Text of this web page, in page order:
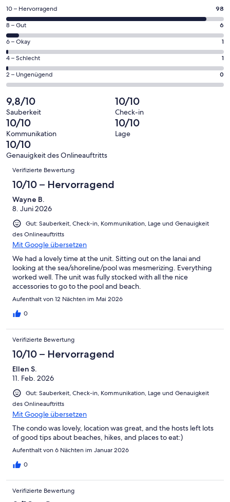
einem
neuen
Fenster
geöffnet
98
von
insgesamt
106
Gästebewertungen
haben
eine
Bewertung
von
10
-
Hervorragend
10 – Hervorragend 98
6
von
insgesamt
106
Gästebewertungen
haben
Bewertung
von
8
-
Gut
8 – Gut 6
1
von
insgesamt
106
Gästebewertungen
haben
eine
Bewertung
von
6
-
Okay
6 – Okay 1
1
von
insgesamt
Gästebewertungen
haben
eine
Bewertung
von
4
4 – Schlecht 1
0
von
insgesamt
106
Gästebewertungen
haben
eine
Bewertung
2 – Ungenügend 0
9,8/10
Sauberkeit
10/10
Check-in
10/10
Kommunikation
10/10
Lage
10/10
Genauigkeit des Onlineauftritts
Bewertungen
Verifizierte Bewertung
10/10 – Hervorragend
Wayne B.
8. Juni 2026
Gut: Sauberkeit, Check-in, Kommunikation, Lage und Genauigkeit
des Onlineauftritts
Mit Google übersetzen
We had a lovely time at the unit. Sitting out on the lanai and
looking at the sea/shoreline/pool was mesmerizing. Everything
worked well. The unit was fully stocked with all the nice
accessories to go to the pool and beach.
Aufenthalt von 12 Nächten im Mai 2026
0
Verifizierte Bewertung
10/10 – Hervorragend
Ellen S.
11. Feb. 2026
Gut: Sauberkeit, Check-in, Kommunikation, Lage und Genauigkeit
des Onlineauftritts
Mit Google übersetzen
The condo was lovely, location was great, and the hosts left lots
of good tips about beaches, hikes, and places to eat:)
Aufenthalt von 6 Nächten im Januar 2026
0
Verifizierte Bewertung